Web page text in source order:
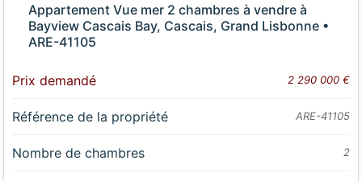
Appartement Vue mer 2 chambres à vendre à
Bayview Cascais Bay, Cascais, Grand Lisbonne •
ARE-41105
Prix demandé 2 290 000 €
Référence de la propriété ARE-41105
Nombre de chambres 2